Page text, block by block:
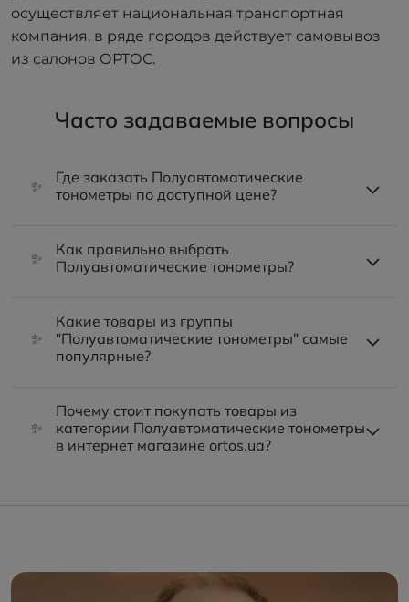
осуществляет национальная транспортная
компания, в ряде городов действует самовывоз
из салонов ОРТОС.
Часто задаваемые вопросы
✨
Где заказать Полуавтоматические
тонометры по доступной цене?
✨
Как правильно выбрать
Полуавтоматические тонометры?
✨
Какие товары из группы
"Полуавтоматические тонометры" самые
популярные?
✨
Почему стоит покупать товары из
категории Полуавтоматические тонометры
в интернет магазине ortos.ua?